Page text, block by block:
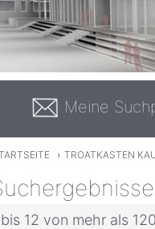
Meine
› TROATKASTEN
bis 12 von mehr als 120